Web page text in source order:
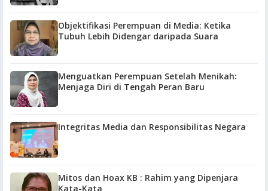
Objektifikasi Perempuan di Media: Ketika
Tubuh Lebih Didengar daripada Suara
Menguatkan Perempuan Setelah Menikah:
Menjaga Diri di Tengah Peran Baru
Integritas Media dan Responsibilitas Negara
Mitos dan Hoax KB : Rahim yang Dipenjara
Kata-Kata